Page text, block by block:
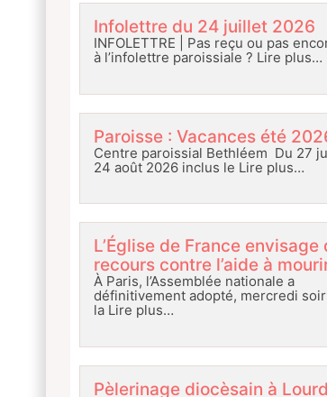
Infolettre du 24 juillet 2026
INFOLETTRE | Pas reçu ou pas
à l’infolettre paroissiale ? Lire plus…
Paroisse : Vacances été
Centre paroissial Bethléem Du 27
24 août 2026 inclus le Lire plus…
L’Église de France envisage
recours contre l’aide à
À Paris, l’Assemblée nationale a
définitivement adopté, mercredi
la Lire plus…
Pèlerinage diocèsain à